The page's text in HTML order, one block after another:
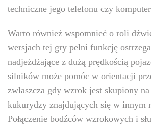
techniczne jego telefonu czy
Warto również wspomnieć o roli
wersjach tej gry pełni funkcję
nadjeżdżające z dużą prędkością
silników może pomóc w orientacji
zwłaszcza gdy wzrok jest skupiony
kukurydzy znajdujących się w innym
Połączenie bodźców wzrokowych i